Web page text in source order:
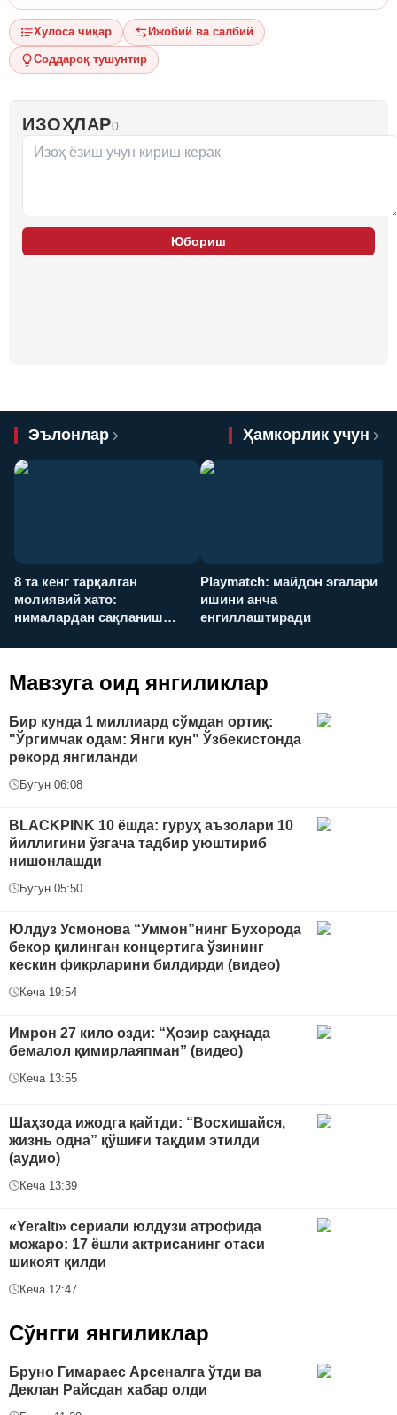
Хулоса чиқар Ижобий ва салбий
Соддароқ тушунтир
ИЗОҲЛАР0
Юбориш
Эълонлар Ҳамкорлик учун
8 та кенг тарқалган
молиявий хато:
нималардан сақланиш
Playmatch: майдон эгалари
ишини анча
енгиллаштиради
Мавзуга оид янгиликлар
Бир кунда 1 миллиард сўмдан ортиқ:
"Ўргимчак одам: Янги кун" Ўзбекистонда
рекорд янгиланди
Бугун 06:08
BLACKPINK 10 ёшда: гуруҳ аъзолари 10
йиллигини ўзгача тадбир уюштириб
нишонлашди
Бугун 05:50
Юлдуз Усмонова “Уммон”нинг Бухорода
бекор қилинган концертига ўзининг
кескин фикрларини билдирди (видео)
Кеча 19:54
Имрон 27 кило озди: “Ҳозир саҳнада
бемалол қимирлаяпман” (видео)
Кеча 13:55
Шаҳзода ижодга қайтди: “Восхишайся,
жизнь одна” қўшиғи тақдим этилди
(аудио)
Кеча 13:39
«Yeraltı» сериали юлдузи атрофида
можаро: 17 ёшли актрисанинг отаси
шикоят қилди
Кеча 12:47
Сўнгги янгиликлар
Бруно Гимараес Арсеналга ўтди ва
Деклан Райсдан хабар олди